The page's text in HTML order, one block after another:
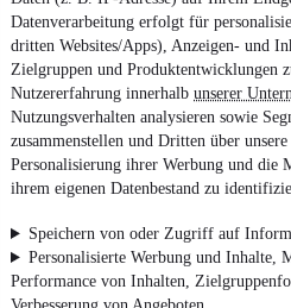
Datenverarbeitung erfolgt für
dritten Websites/Apps), Anzeigen- und
Zielgruppen und Produktentwicklungen
Nutzererfahrung innerhalb unserer
Nutzungsverhalten analysieren sowie
zusammenstellen und Dritten über unsere
Personalisierung ihrer Werbung und die
ihrem eigenen Datenbestand zu
Speichern von oder Zugriff auf
Personalisierte Werbung und Inhalte,
Performance von Inhalten,